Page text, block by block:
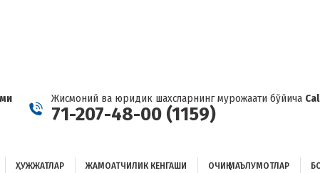
Жисмоний ва юридик шахсларнинг мурожаати бўйича
71-207-48-00 (1159)
ҲУЖЖАТЛАР ЖАМОАТЧИЛИК КЕНГАШИ ОЧИҚ МАЪЛУМОТЛАР